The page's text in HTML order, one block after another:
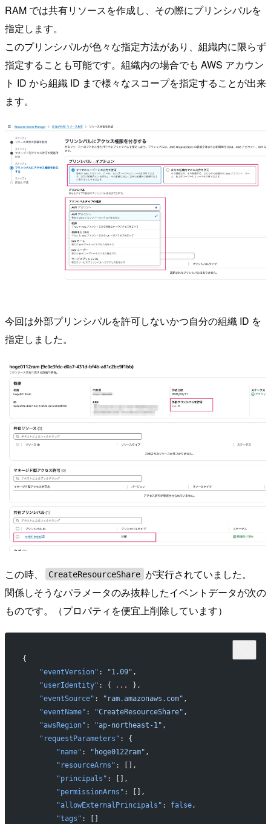
RAM では共有リソースを作成し、その際にプリンシパルを
指定します。
このプリンシパルが色々な指定方法があり、組織内に限らず
指定することも可能です。組織内の場合でも AWS アカウン
ト ID から組織 ID まで様々なスコープを指定することが出来
ます。
今回は外部プリンシパルを許可しないかつ自分の組織 ID を
指定しました。
この時、 CreateResourceShare が実行されていました。
関係しそうなパラメータのみ抜粋したイベントデータが次の
ものです。（プロパティを便宜上削除しています）
{
    "eventVersion"
: "1.09" ,
    "userIdentity"
: { ...
},
    "eventSource"
: "ram.amazonaws.com" ,
    "eventName"
: "CreateResourceShare" ,
    "awsRegion"
: "ap-northeast-1" ,
    "requestParameters"
: {
        "name"
: "hoge0122ram" ,
        "resourceArns"
: [],
        "principals"
: [],
        "permissionArns"
: [],
        "allowExternalPrincipals"
: false,
        "tags"
: []